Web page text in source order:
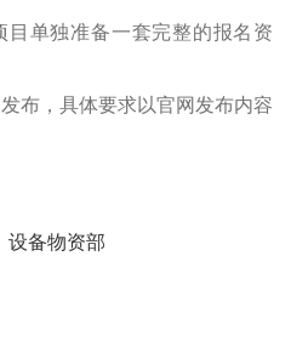
目单独准备一套完整的报名资
布，具体要求以官网发布内容
设备物资部